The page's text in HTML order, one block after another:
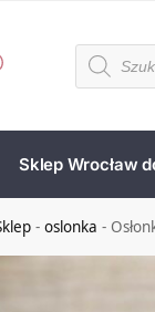
Sklep Wrocław
-oslonka -